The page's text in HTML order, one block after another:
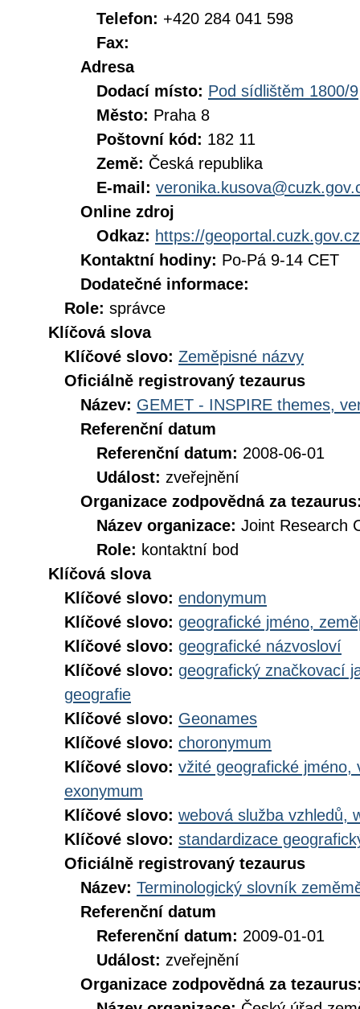
Telefon: +420 284 041 598
Fax:
Adresa
Dodací místo: Pod sídlištěm 1800/9
Město: Praha 8
Poštovní kód: 182 11
Země: Česká republika
E-mail:
Online zdroj
Odkaz: https://geoportal.cuzk.gov.cz
Kontaktní hodiny: Po-Pá 9-14 CET
Dodatečné informace:
Role: správce
Klíčová slova
Klíčové slovo: Zeměpisné názvy
Oficiálně registrovaný tezaurus
Název: GEMET - INSPIRE themes,
Referenční datum
Referenční datum: 2008-06-01
Událost: zveřejnění
Organizace zodpovědná za
Název organizace: Joint Research
Role: kontaktní bod
Klíčová slova
Klíčové slovo: endonymum
Klíčové slovo: geografické jméno,
Klíčové slovo: geografické názvosloví
Klíčové slovo: geografický značkovací
geografie
Klíčové slovo: Geonames
Klíčové slovo: choronymum
Klíčové slovo: vžité geografické jméno,
exonymum
Klíčové slovo: webová služba vzhledů,
Klíčové slovo: standardizace
Oficiálně registrovaný tezaurus
Název: Terminologický slovník
Referenční datum
Referenční datum: 2009-01-01
Událost: zveřejnění
Organizace zodpovědná za